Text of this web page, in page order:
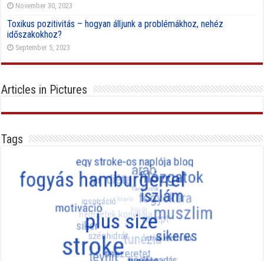
November 30, 2023
Toxikus pozitivitás – hogyan álljunk a problémákhoz, nehéz
időszakokhoz?
September 5, 2023
Articles in Pictures
Tags